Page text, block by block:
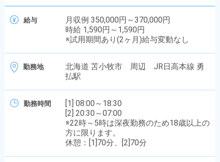
給与
月収例 350,000円～370,000円
時給 1,590円～1,590円
※試用期間あり(2ヶ月)給与変動なし
勤務地
北海道 苫小牧市 周辺 JR日高本線 勇
払駅
勤務時間
[1] 08:00～18:30
[2] 20:30～07:00
※22時～5時は深夜勤務のため18歳以上の
方に限ります。
休憩：[1]70分、[2]70分